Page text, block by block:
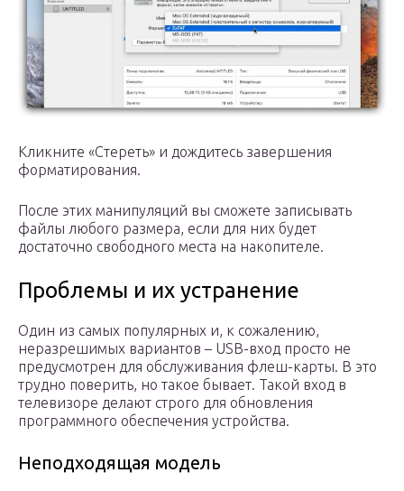
Кликните «Стереть» и дождитесь завершения
форматирования.
После этих манипуляций вы сможете записывать
файлы любого размера, если для них будет
достаточно свободного места на накопителе.
Проблемы и их устранение
Один из самых популярных и, к сожалению,
неразрешимых вариантов – USB-вход просто не
предусмотрен для обслуживания флеш-карты. В это
трудно поверить, но такое бывает. Такой вход в
телевизоре делают строго для обновления
программного обеспечения устройства.
Неподходящая модель